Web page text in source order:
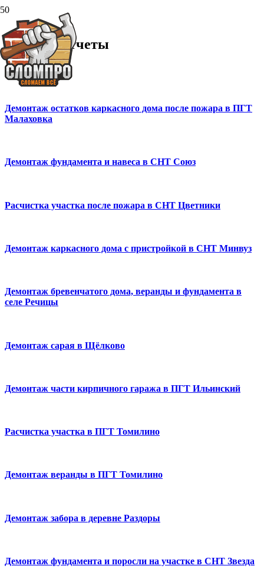
Фотоотчеты
Демонтаж остатков каркасного дома после пожара в ПГТ
Малаховка
Демонтаж фундамента и навеса в СНТ Союз
Расчистка участка после пожара в СНТ Цветники
Демонтаж каркасного дома с пристройкой в СНТ Минвуз
Демонтаж бревенчатого дома, веранды и фундамента в
селе Речицы
Демонтаж сарая в Щёлково
Демонтаж части кирпичного гаража в ПГТ Ильинский
Расчистка участка в ПГТ Томилино
Демонтаж веранды в ПГТ Томилино
Демонтаж забора в деревне Раздоры
Демонтаж фундамента и поросли на участке в СНТ Звезда